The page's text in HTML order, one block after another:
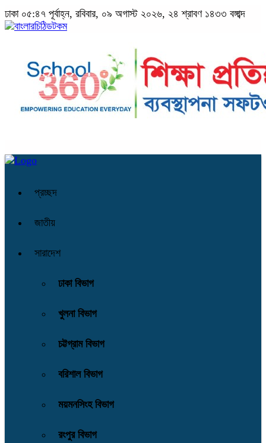
ঢাকা ০৫:৪৭ পূর্বাহ্ন, রবিবার, ০৯ অগাস্ট ২০২৬, ২৪ শ্রাবণ ১৪৩৩ বঙ্গাব্দ
প্রচ্ছদ
জাতীয়
সারাদেশ
ঢাকা বিভাগ
খুলনা বিভাগ
চট্টগ্রাম বিভাগ
বরিশাল বিভাগ
ময়মনসিংহ বিভাগ
রংপুর বিভাগ